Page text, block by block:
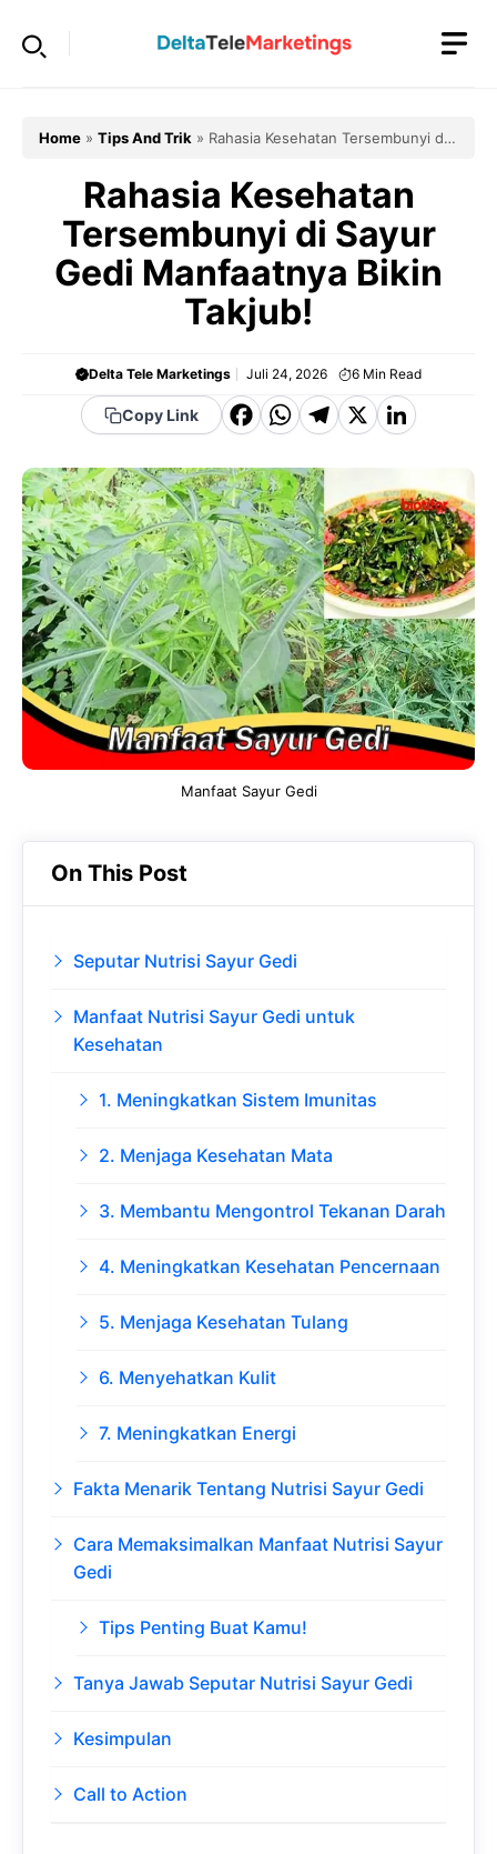
Home » Tips And Trik » Rahasia Kesehatan Tersembunyi di
Rahasia Kesehatan
Tersembunyi di Sayur
Gedi Manfaatnya Bikin
Takjub!
Delta Tele Marketings Juli 24, 2026 6 Min Read
Copy Link
F
c
e
b
o
o
k
W
a
t
s
A
p
p
T
e
g
r
a
m
X Li
k
e
d
In
Manfaat Sayur Gedi
On This Post
Seputar Nutrisi Sayur Gedi
Manfaat Nutrisi Sayur Gedi untuk
Kesehatan
1. Meningkatkan Sistem Imunitas
2. Menjaga Kesehatan Mata
3. Membantu Mengontrol Tekanan Darah
4. Meningkatkan Kesehatan Pencernaan
5. Menjaga Kesehatan Tulang
6. Menyehatkan Kulit
7. Meningkatkan Energi
Fakta Menarik Tentang Nutrisi Sayur Gedi
Cara Memaksimalkan Manfaat Nutrisi Sayur
Gedi
Tips Penting Buat Kamu!
Tanya Jawab Seputar Nutrisi Sayur Gedi
Kesimpulan
Call to Action